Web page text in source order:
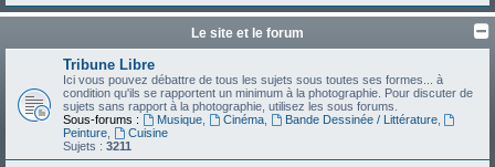
Le site et le forum
Tribune Libre
Ici vous pouvez débattre de tous les sujets sous toutes ses formes... à
condition qu'ils se rapportent un minimum à la photographie. Pour discuter de
sujets sans rapport à la photographie, utilisez les sous forums.
Sous-forums :
Musique, Cinéma, Bande Dessinée / Littérature,
Peinture
Cuisine
Sujets : 3211